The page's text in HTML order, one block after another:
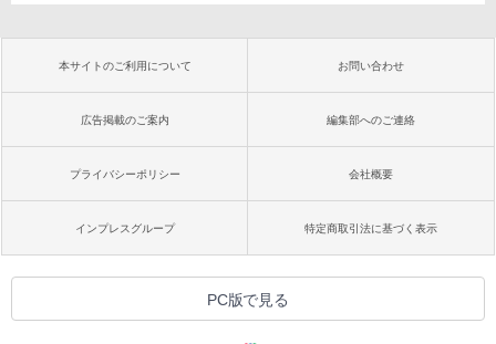
本サイトのご利用について お問い合わせ
広告掲載のご案内 編集部へのご連絡
プライバシーポリシー 会社概要
インプレスグループ 特定商取引法に基づく表示
PC版で見る